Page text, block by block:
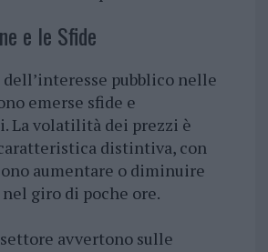
e le Sfide
dell’interesse pubblico nelle
emerse sfide e
La volatilità dei prezzi è
distintiva, con
aumentare o diminuire
giro di poche ore.
avvertono sulle